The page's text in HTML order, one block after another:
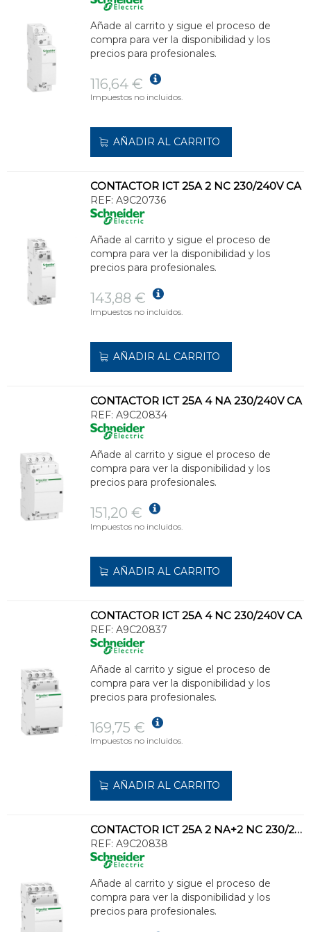
Añade al carrito y sigue el proceso de
compra para ver la disponibilidad y los
precios para profesionales.
116,64 €
Impuestos no incluidos.
AÑADIR AL CARRITO
CONTACTOR ICT 25A 2 NC 230/240V CA
REF: A9C20736
Añade al carrito y sigue el proceso de
compra para ver la disponibilidad y los
precios para profesionales.
143,88 €
Impuestos no incluidos.
AÑADIR AL CARRITO
CONTACTOR ICT 25A 4 NA 230/240V CA
REF: A9C20834
Añade al carrito y sigue el proceso de
compra para ver la disponibilidad y los
precios para profesionales.
151,20 €
Impuestos no incluidos.
AÑADIR AL CARRITO
CONTACTOR ICT 25A 4 NC 230/240V CA
REF: A9C20837
Añade al carrito y sigue el proceso de
compra para ver la disponibilidad y los
precios para profesionales.
169,75 €
Impuestos no incluidos.
AÑADIR AL CARRITO
CONTACTOR ICT 25A 2 NA+2 NC 230/240V CA
REF: A9C20838
Añade al carrito y sigue el proceso de
compra para ver la disponibilidad y los
precios para profesionales.